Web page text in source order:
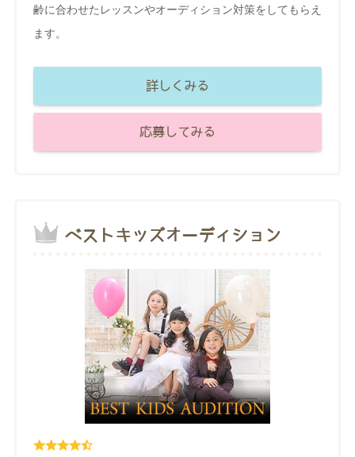
齢に合わせたレッスンやオーディション対策をしてもらえ
ます。
詳しくみる
応募してみる
ベストキッズオーディション